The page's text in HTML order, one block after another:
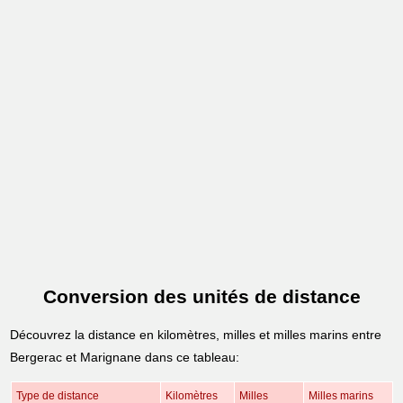
Conversion des unités de distance
Découvrez la distance en kilomètres, milles et milles marins entre
Bergerac et Marignane dans ce tableau:
Type de distance Kilomètres Milles Milles marins